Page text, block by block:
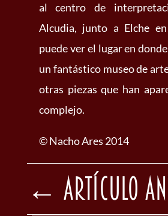
al centro de
Alcudia, junto a Elche
puede ver el lugar en
un fantástico museo de
otras piezas que han
complejo.
© Nacho Ares 2014
← Artículo